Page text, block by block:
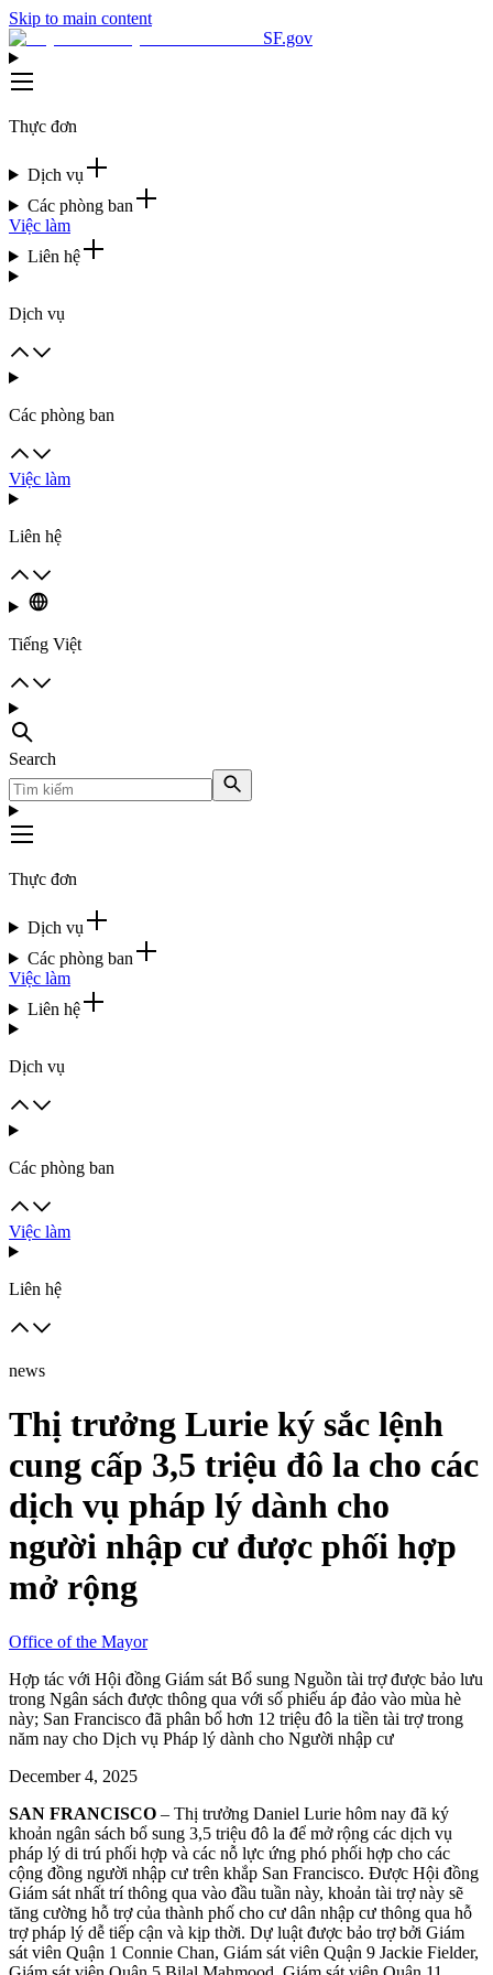
Skip to main content
SF.gov
Thực đơn
Dịch vụ
Các phòng ban
Việc làm
Liên hệ
Dịch vụ
Các phòng ban
Việc làm
Liên hệ
Tiếng Việt
Search
Thực đơn
Dịch vụ
Các phòng ban
Việc làm
Liên hệ
Dịch vụ
Các phòng ban
Việc làm
Liên hệ
news
Thị trưởng Lurie ký sắc lệnh
cung cấp 3,5 triệu đô la cho các
dịch vụ pháp lý dành cho
người nhập cư được phối hợp
mở rộng
Office of the Mayor
Hợp tác với Hội đồng Giám sát Bổ sung Nguồn tài trợ được bảo lưu
trong Ngân sách được thông qua với số phiếu áp đảo vào mùa hè
này; San Francisco đã phân bổ hơn 12 triệu đô la tiền tài trợ trong
năm nay cho Dịch vụ Pháp lý dành cho Người nhập cư
December 4, 2025
SAN FRANCISCO – Thị trưởng Daniel Lurie hôm nay đã ký
khoản ngân sách bổ sung 3,5 triệu đô la để mở rộng các dịch vụ
pháp lý di trú phối hợp và các nỗ lực ứng phó phối hợp cho các
cộng đồng người nhập cư trên khắp San Francisco. Được Hội đồng
Giám sát nhất trí thông qua vào đầu tuần này, khoản tài trợ này sẽ
tăng cường hỗ trợ của thành phố cho cư dân nhập cư thông qua hỗ
trợ pháp lý dễ tiếp cận và kịp thời. Dự luật được bảo trợ bởi Giám
sát viên Quận 1 Connie Chan, Giám sát viên Quận 9 Jackie Fielder,